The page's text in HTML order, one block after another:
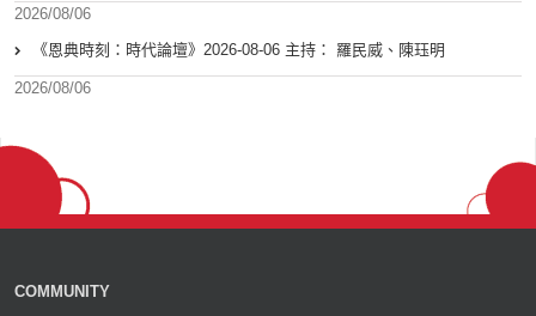
2026/08/06
《恩典時刻：時代論壇》2026-08-06 主持： 羅民威、陳珏明
2026/08/06
COMMUNITY